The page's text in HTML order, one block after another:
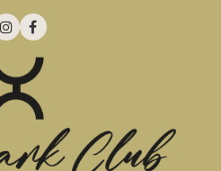
Instagram
Facebook